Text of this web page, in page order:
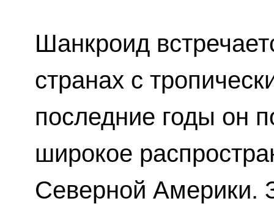
Шанкроид
странах с
последние годы он
широкое
Северной Америки.